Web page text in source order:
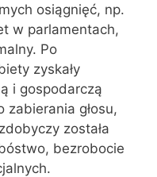
osiągnięć, np.
w parlamentach,
Po
zyskały
i gospodarczą
zabierania głosu,
została
bezrobocie